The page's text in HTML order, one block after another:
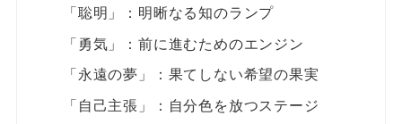
「聡明」：明晰なる知のランプ
「勇気」：前に進むためのエンジン
「永遠の夢」：果てしない希望の果実
「自己主張」：自分色を放つステージ